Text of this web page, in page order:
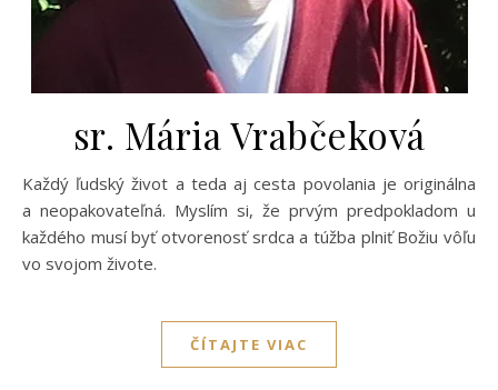
sr. Mária Vrabčeková
Každý ľudský život a teda aj cesta povolania je originálna
a neopakovateľná. Myslím si, že prvým predpokladom u
každého musí byť otvorenosť srdca a túžba plniť Božiu vôľu
vo svojom živote.
ČÍTAJTE VIAC